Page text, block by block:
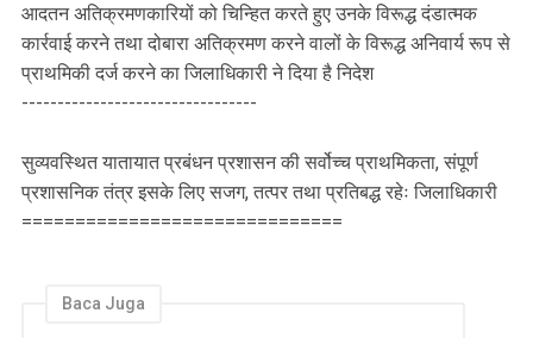
आदतन अतिक्रमणकारियों को चिन्हित करते हुए उनके विरूद्ध दंडात्मक
कार्रवाई करने तथा दोबारा अतिक्रमण करने वालों के विरूद्ध अनिवार्य रूप से
प्राथमिकी दर्ज करने का जिलाधिकारी ने दिया है निदेश
---------------------------------
सुव्यवस्थित यातायात प्रबंधन प्रशासन की सर्वोच्च प्राथमिकता, संपूर्ण
प्रशासनिक तंत्र इसके लिए सजग, तत्पर तथा प्रतिबद्ध रहेः जिलाधिकारी
==============================
Baca Juga